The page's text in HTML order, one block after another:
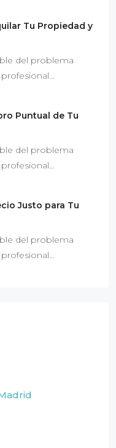
Tu Propiedad y
del problema
Puntual de Tu
del problema
Justo para Tu
del problema